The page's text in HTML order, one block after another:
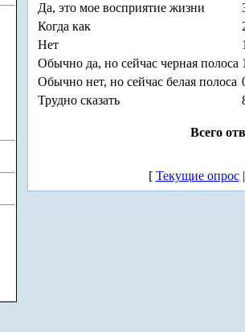
Да, это мое восприятие жизни
Когда как
Нет
Обычно да, но сейчас черная полоса
Обычно нет, но сейчас белая полоса
Трудно сказать
Всего
[ Текущие опрос